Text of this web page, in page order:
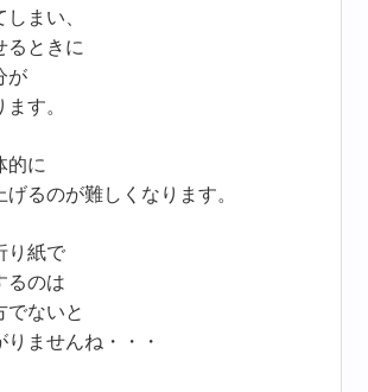
まい、
るときに
が
す。
的に
るのが難しくなります。
り紙で
るのは
でないと
ませんね・・・